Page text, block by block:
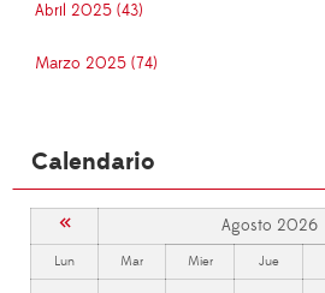
Abril 2025 (43)
Marzo 2025 (74)
Calendario
« Agosto 2026
Lun Mar Mier Jue